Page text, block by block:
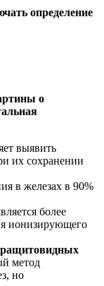
определение
о
выявить
их сохранении
в железах в 90%
более
ионизирующего
метод
но